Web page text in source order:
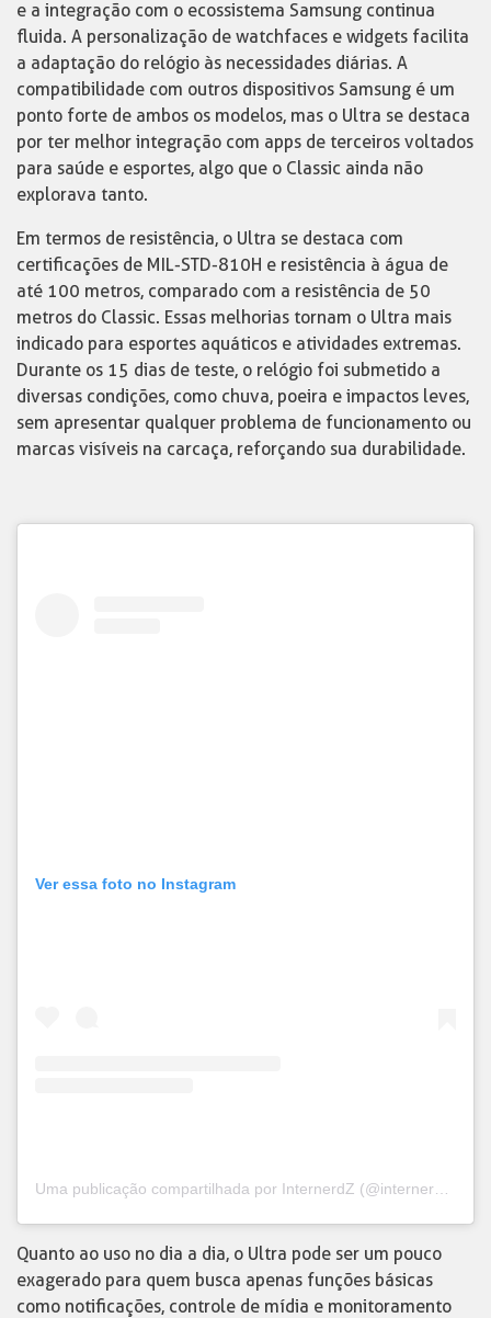
e a integração com o ecossistema Samsung continua
fluida. A personalização de watchfaces e widgets facilita
a adaptação do relógio às necessidades diárias. A
compatibilidade com outros dispositivos Samsung é um
ponto forte de ambos os modelos, mas o Ultra se destaca
por ter melhor integração com apps de terceiros voltados
para saúde e esportes, algo que o Classic ainda não
explorava tanto.
Em termos de resistência, o Ultra se destaca com
certificações de MIL-STD-810H e resistência à água de
até 100 metros, comparado com a resistência de 50
metros do Classic. Essas melhorias tornam o Ultra mais
indicado para esportes aquáticos e atividades extremas.
Durante os 15 dias de teste, o relógio foi submetido a
diversas condições, como chuva, poeira e impactos leves,
sem apresentar qualquer problema de funcionamento ou
marcas visíveis na carcaça, reforçando sua durabilidade.
Ver essa foto no Instagram
Quanto ao uso no dia a dia, o Ultra pode ser um pouco
exagerado para quem busca apenas funções básicas
como notificações, controle de mídia e monitoramento